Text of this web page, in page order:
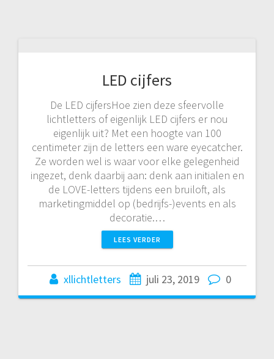
LED cijfers
De LED cijfersHoe zien deze sfeervolle
lichtletters of eigenlijk LED cijfers er nou
eigenlijk uit? Met een hoogte van 100
centimeter zijn de letters een ware eyecatcher.
Ze worden wel is waar voor elke gelegenheid
ingezet, denk daarbij aan: denk aan initialen en
de LOVE-letters tijdens een bruiloft, als
marketingmiddel op (bedrijfs-)events en als
decoratie.…
LEES VERDER
xllichtletters juli 23, 2019 0